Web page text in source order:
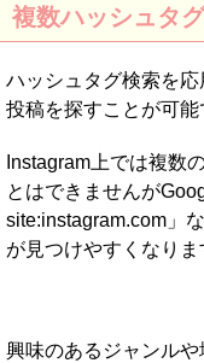
複数ハッシュタ
ハッシュタグ検索を
投稿を探すことが可能
Instagram上では複数
とはできませんが
site:instagram.com」
が見つけやすくなりま
興味のあるジャンル